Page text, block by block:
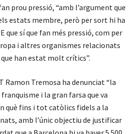
prou pressió, “amb l’argument que
estats membre, però per sort hi ha
que sí que fan més pressió, com per
i altres organismes relacionats
han estat molt crítics”.
Ramon Tremosa ha denunciat “la
i la gran farsa que va
què fins i tot catòlics fidels a la
amb l’únic objectiu de justificar